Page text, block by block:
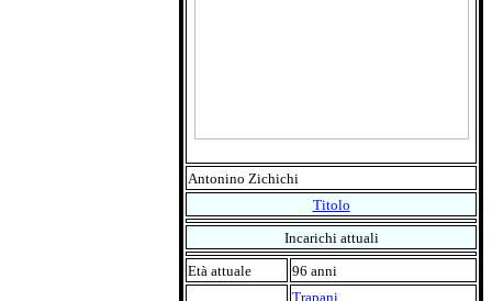
Antonino Zichichi
Titolo
Incarichi attuali
Età attuale
96 anni
Trapani